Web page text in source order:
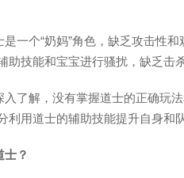
一个“奶妈”角色，缺乏攻击性
助技能和宝宝进行骚扰，缺乏击杀
了解，没有掌握道士的正确玩
利用道士的辅助技能提升自身和
士？